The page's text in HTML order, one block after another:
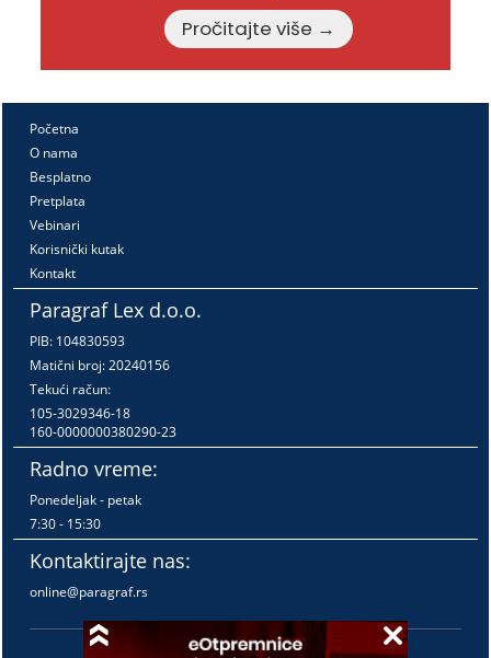
Pročitajte više →
Početna
O nama
Besplatno
Pretplata
Vebinari
Korisnički kutak
Kontakt
Paragraf Lex d.o.o.
PIB: 104830593
Matični broj: 20240156
Tekući račun:
105-3029346-18
160-0000000380290-23
Radno vreme:
Ponedeljak - petak
7:30 - 15:30
Kontaktirajte nas:
online@paragraf.rs